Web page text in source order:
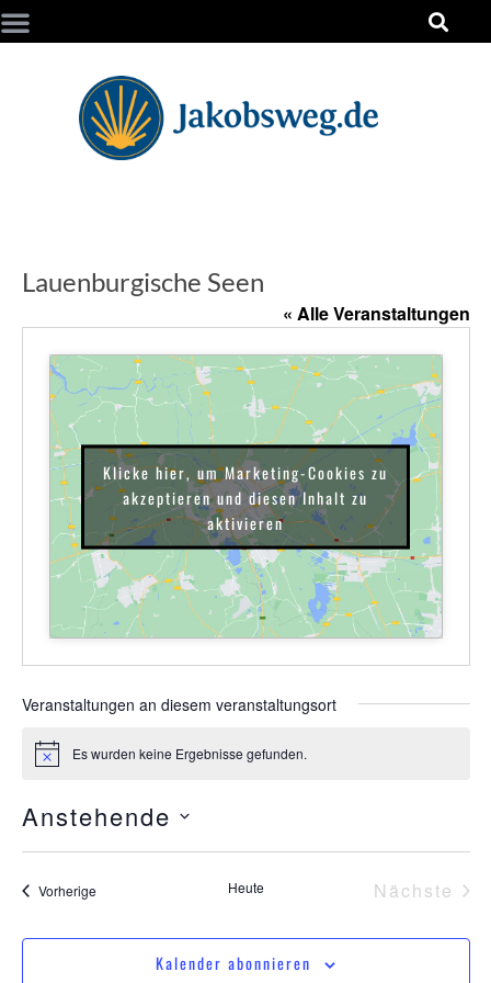
Lauenburgische Seen
« Alle Veranstaltungen
Klicke hier, um Marketing-Cookies zu
akzeptieren und diesen Inhalt zu
aktivieren
Veranstaltungen an diesem veranstaltungsort
HinweisEs wurden keine Ergebnisse gefunden.
Anstehende
wählen.
VorherigeVeranstaltungen Heute Nächste
Kalender abonnieren